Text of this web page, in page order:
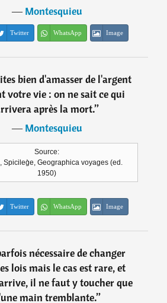
―Montesquieu
Twitter WhatsApp Image
bien d'amasser de l'argent
votre vie : on ne sait ce qui
après la mort.”
―Montesquieu
Source:
Spicileg̀e, Geographica voyages (ed.
1950)
Twitter WhatsApp Image
nécessaire de changer
lois mais le cas est rare, et
il ne faut y toucher que
main tremblante.”